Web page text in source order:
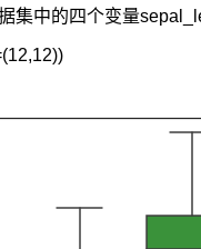
集中的四个变量